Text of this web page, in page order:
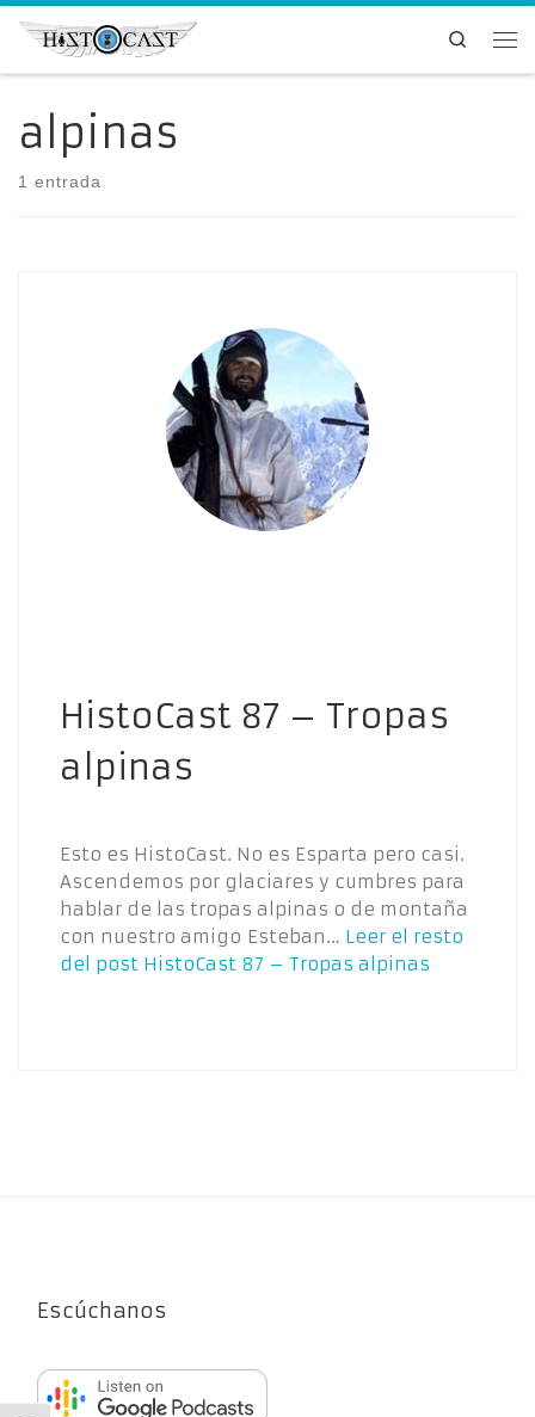
Saltar al contenido
Search
alpinas
1 entrada
HistoCast 87 – Tropas
alpinas
Esto es HistoCast. No es Esparta pero casi.
Ascendemos por glaciares y cumbres para
hablar de las tropas alpinas o de montaña
con nuestro amigo Esteban… Leer el resto
del post HistoCast 87 – Tropas alpinas
Escúchanos